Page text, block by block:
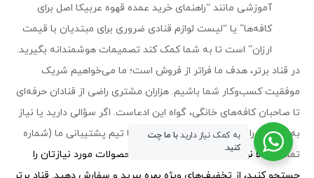
آموزشی مانند “راهنمای خرید عمده قهوه عربیکا اصل برای
کافه‌ها” یا “لیست لوازم قنادی ضروری برای مبتدیان با قیمت
ارزان” است تا به شما کمک کند تصمیمات هوشمندانه بگیرید.
در قناد برتر، هدف ما فراتر از فروش است؛ ما می‌خواهیم شریک
موفقیت کسب‌وکار شما باشیم. هزاران مشتری راضی از قنادان حرفه‌ای
تا صاحبان کافه‌های خانگی، گواه این ادعاست. اگر سؤالی دارید یا نیاز
به مشاوره رایگان برای خرید عمده دارید، با تیم پشتیبانی ما (شماره
تماس:حالا نوبت شماست!
همین امروز محصولات مورد نیازتان را
به کمک نیاز داریدبا ما چت
کنید.